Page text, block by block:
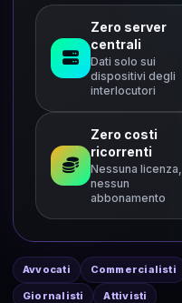
Zero server
centrali
Dati solo sui
dispositivi degli
interlocutori
Zero costi
ricorrenti
Nessuna licenza,
nessun
abbonamento
Avvocati Commercialisti
Giornalisti Attivisti